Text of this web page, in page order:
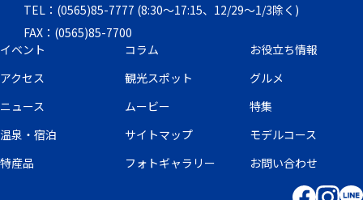
TEL：(0565)85-7777 (8:30～17:15、12/29～1/3除く)
FAX：(0565)85-7700
イベント
コラム
お役立ち情報
アクセス
観光スポット
グルメ
ニュース
ムービー
特集
温泉・宿泊
サイトマップ
モデルコース
特産品
フォトギャラリー お問い合わせ